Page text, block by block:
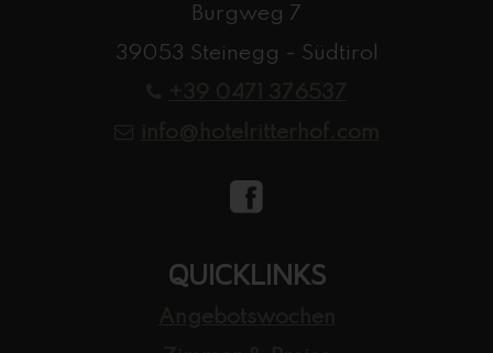
Burgweg 7
39053 Steinegg - Südtirol
QUICKLINKS